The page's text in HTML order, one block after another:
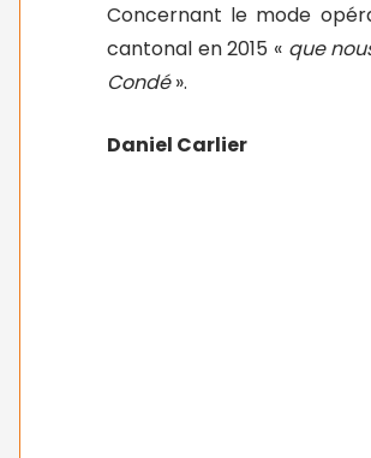
Concernant le mode
cantonal en 2015 « que
Condé».
Daniel Carlier